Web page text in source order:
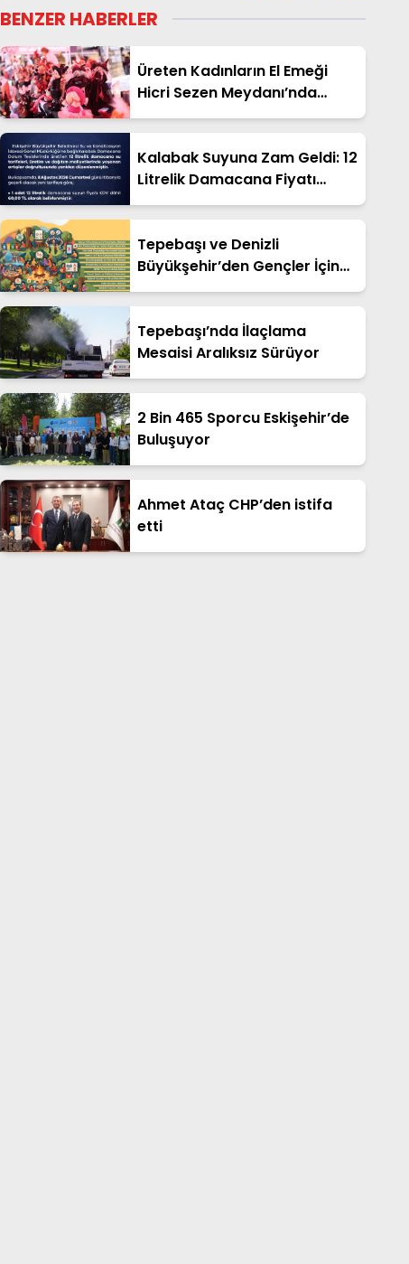
BENZER HABERLER
Üreten Kadınların El Emeği
Hicri Sezen Meydanı’nda
Hayat Bulacak
Kalabak Suyuna Zam Geldi: 12
Litrelik Damacana Fiyatı
Güncellendi!
Tepebaşı ve Denizli
Büyükşehir’den Gençler İçin
Ücretsiz Cankurtaran Yaz
Tepebaşı’nda İlaçlama
Mesaisi Aralıksız Sürüyor
2 Bin 465 Sporcu Eskişehir’de
Buluşuyor
Ahmet Ataç CHP’den istifa
etti